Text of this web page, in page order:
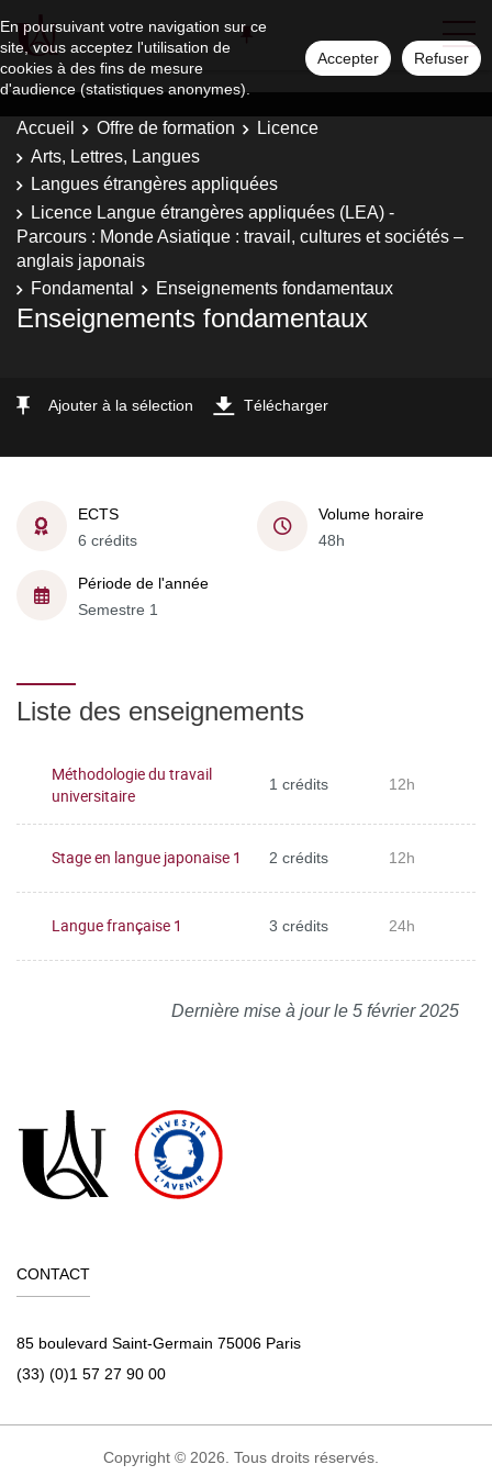
En poursuivant votre navigation sur ce
site, vous acceptez l'utilisation de
cookies à des fins de mesure
d'audience (statistiques anonymes).
Accepter Refuser
Accueil Offre de formation
Licence
Arts, Lettres, Langues
Langues étrangères appliquées
Licence Langue étrangères appliquées (LEA) -
Parcours : Monde Asiatique : travail, cultures et sociétés –
anglais japonais
Fondamental
Enseignements fondamentaux
Enseignements fondamentaux
Ajouter à la sélection Télécharger
ECTS
6 crédits
Volume horaire
48h
Période de l'année
Semestre 1
Liste des enseignements
Méthodologie du travail
universitaire
1 crédits 12h
Stage en langue japonaise 1 2 crédits 12h
Langue française 1 3 crédits 24h
Dernière mise à jour le 5 février 2025
CONTACT
85 boulevard Saint-Germain 75006 Paris
(33) (0)1 57 27 90 00
Copyright © 2026. Tous droits réservés.